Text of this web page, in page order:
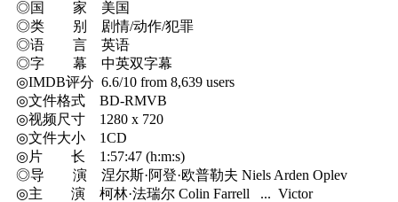
◎国 家 美国
◎类 别 剧情/动作/犯罪
◎语 言 英语
◎字 幕 中英双字幕
◎IMDB评分 6.6/10 from 8,639 users
◎文件格式 BD-RMVB
◎视频尺寸 1280 x 720
◎文件大小 1CD
◎片 长 1:57:47 (h:m:s)
◎导 演 涅尔斯·阿登·欧普勒夫 Niels Arden Oplev
◎主 演 柯林·法瑞尔 Colin Farrell ... Victor